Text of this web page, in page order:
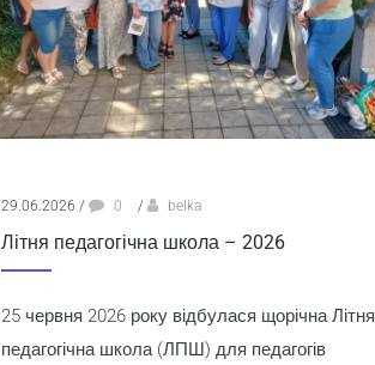
29.06.2026 / 0 / belka
Літня педагогічна школа – 2026
25 червня 2026 року відбулася щорічна Літня
педагогічна школа (ЛПШ) для педагогів